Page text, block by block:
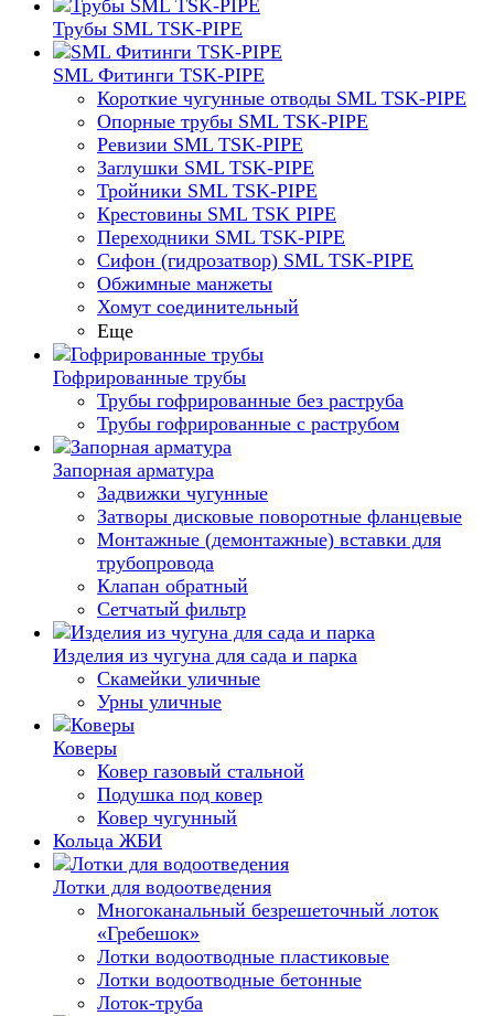
Трубы SML TSK-PIPE
SML Фитинги TSK-PIPE
Короткие чугунные отводы SML TSK-PIPE
Опорные трубы SML TSK-PIPE
Ревизии SML TSK-PIPE
Заглушки SML TSK-PIPE
Тройники SML TSK-PIPE
Крестовины SML TSK PIPE
Переходники SML TSK-PIPE
Сифон (гидрозатвор) SML TSK-PIPE
Обжимные манжеты
Хомут соединительный
Еще
Гофрированные трубы
Трубы гофрированные без раструба
Трубы гофрированные с раструбом
Запорная арматура
Задвижки чугунные
Затворы дисковые поворотные фланцевые
Монтажные (демонтажные) вставки для
трубопровода
Клапан обратный
Сетчатый фильтр
Изделия из чугуна для сада и парка
Скамейки уличные
Урны уличные
Коверы
Ковер газовый стальной
Подушка под ковер
Ковер чугунный
Кольца ЖБИ
Лотки для водоотведения
Многоканальный безрешеточный лоток
«Гребешок»
Лотки водоотводные пластиковые
Лотки водоотводные бетонные
Лоток-труба